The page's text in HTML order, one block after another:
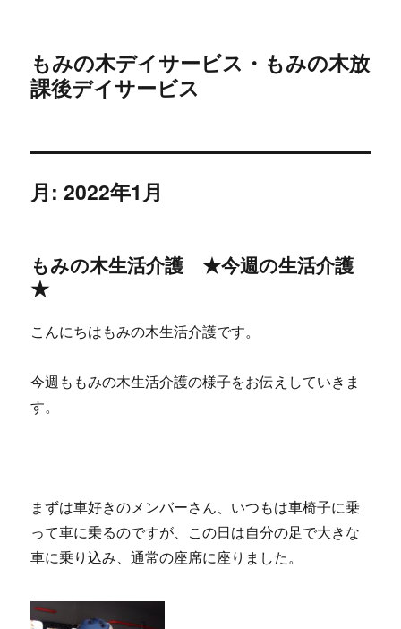
もみの木デイサービス・もみの木放
課後デイサービス
月:2022年1月
もみの木生活介護 ★今週の生活介護
★
こんにちはもみの木生活介護です。
今週ももみの木生活介護の様子をお伝えしていきま
す。
まずは車好きのメンバーさん、いつもは車椅子に乗
って車に乗るのですが、この日は自分の足で大きな
車に乗り込み、通常の座席に座りました。